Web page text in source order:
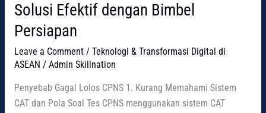
Solusi Efektif dengan Bimbel
Persiapan
Leave a Comment / Teknologi & Transformasi Digital di
ASEAN / Admin Skillnation
Penyebab Gagal Lolos CPNS 1. Kurang Memahami Sistem
CAT dan Pola Soal Tes CPNS menggunakan sistem CAT